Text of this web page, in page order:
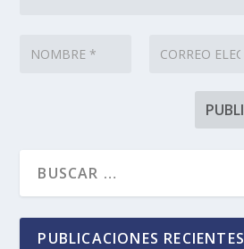
PUBLICACIONES RECIENTES